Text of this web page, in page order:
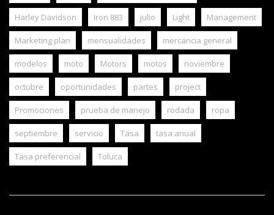
Harley Davidson Iron 883 julio Light Management
Marketing plan mensualidades mercancia general
modelos moto Motors motos noviembre
octubre oportunidades partes project
Promociones prueba de manejo rodada ropa
septiembre servicio Tasa tasa anual
Tasa preferencial Toluca